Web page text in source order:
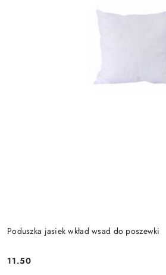
Poduszka jasiek wkład wsad do poszewki
Cena:
11.50